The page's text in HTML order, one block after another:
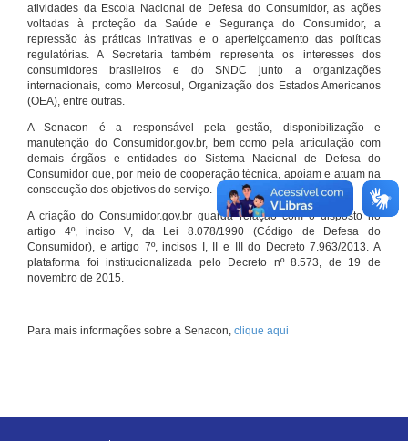
atividades da Escola Nacional de Defesa do Consumidor, as ações
voltadas à proteção da Saúde e Segurança do Consumidor, a
repressão às práticas infrativas e o aperfeiçoamento das políticas
regulatórias. A Secretaria também representa os interesses dos
consumidores brasileiros e do SNDC junto a organizações
internacionais, como Mercosul, Organização dos Estados Americanos
(OEA), entre outras.
A Senacon é a responsável pela gestão, disponibilização e
manutenção do Consumidor.gov.br, bem como pela articulação com
demais órgãos e entidades do Sistema Nacional de Defesa do
Consumidor que, por meio de cooperação técnica, apoiam e atuam na
consecução dos objetivos do serviço.
A criação do Consumidor.gov.br guarda relação com o disposto no
artigo 4º, inciso V, da Lei 8.078/1990 (Código de Defesa do
Consumidor), e artigo 7º, incisos I, II e III do Decreto 7.963/2013. A
plataforma foi institucionalizada pelo Decreto nº 8.573, de 19 de
novembro de 2015.
Para mais informações sobre a Senacon, clique aqui